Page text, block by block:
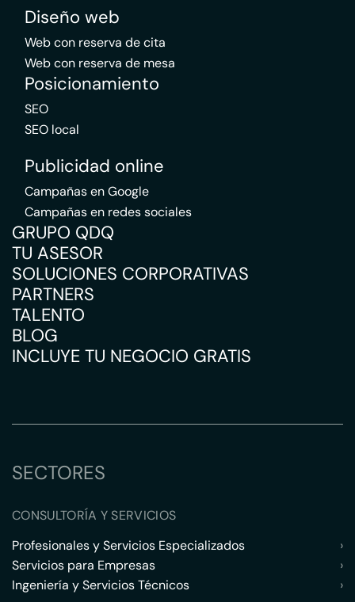
Diseño web
Web con reserva de cita
Web con reserva de mesa
Posicionamiento
SEO
SEO local
Publicidad online
Campañas en Google
Campañas en redes sociales
GRUPO QDQ
TU ASESOR
SOLUCIONES CORPORATIVAS
PARTNERS
TALENTO
BLOG
INCLUYE TU NEGOCIO GRATIS
SECTORES
CONSULTORÍA Y SERVICIOS
Profesionales y Servicios Especializados
›
Servicios para Empresas
›
Ingeniería y Servicios Técnicos
›